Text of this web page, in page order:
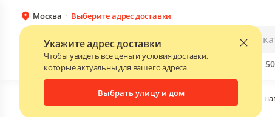
Москва Выберите адрес доставки
Укажите адрес доставки
Чтобы увидеть все цены и условия доставки,
которые актуальны для вашего адреса
Выбрать улицу и дом
Каталог
БрендыПрайс-листы поставщиков Скидки до
Каталог • Соки, воды, напитки Газированные
Напиток газированный Натахтари
Все поставщики и цены Описание